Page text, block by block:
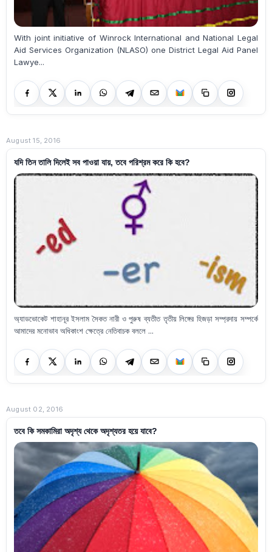
With joint initiative of Winrock International and National Legal
Aid Services Organization (NLASO) one District Legal Aid Panel
Lawye...
August 15, 2016
যদি তিন তালি দিলেই সব পাওয়া যায়, তবে পরিশ্রম করে কি হবে?
অ্যাডভোকেট শাহানূর ইসলাম সৈকত নারী ও পুরুষ ব্যতীত তৃতীয় লিঙ্গের হিজড়া সম্প্রদায় সম্পর্কে
আমাদের মনোভাব অধিকাংশ ক্ষেত্রে নেতিবাচক বললে ...
August 02, 2016
তবে কি সমকামিরা অদৃশ্য থেকে অদৃশ্যতর হয়ে যাবে?